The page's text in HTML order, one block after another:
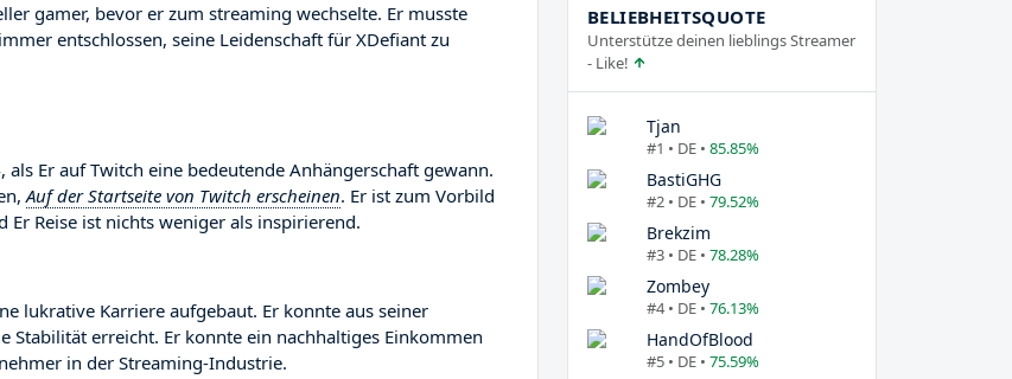
gamer, bevor er zum streaming wechselte. Er musste
entschlossen, seine Leidenschaft für XDefiant zu
Er auf Twitch eine bedeutende Anhängerschaft gewann.
Auf der Startseite von Twitch erscheinen. Er ist zum Vorbild
Reise ist nichts weniger als inspirierend.
lukrative Karriere aufgebaut. Er konnte aus seiner
Stabilität erreicht. Er konnte ein nachhaltiges Einkommen
in der Streaming-Industrie.
BELIEBHEITSQUOTE
Unterstütze deinen lieblings Streamer
- Like!
Tjan
#1 • DE • 85.85%
BastiGHG
#2 • DE • 79.52%
Brekzim
#3 • DE • 78.28%
Zombey
#4 • DE • 76.13%
HandOfBlood
#5 • DE • 75.59%